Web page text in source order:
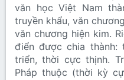
văn học Việt Nam
truyền khẩu, văn
văn chương hiện kim.
điển được chia
triển, thời cực thịnh.
Pháp thuộc (thời kỳ